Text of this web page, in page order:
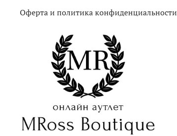
Оферта и политика конфиденциальности